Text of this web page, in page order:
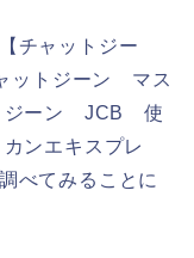
チャットジー
ットジーン マス
ジーン JCB 使
ンエキスプレ
べてみることに